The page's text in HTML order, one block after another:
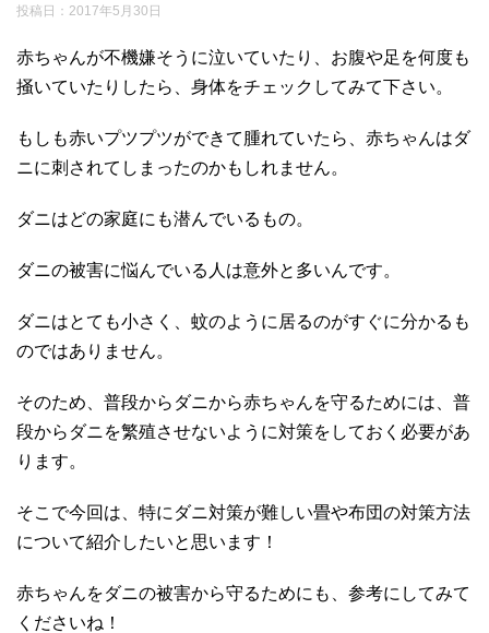
投稿日： 2017年5月30日
赤ちゃんが不機嫌そうに泣いていたり、お腹や足を何度も
掻いていたりしたら、身体をチェックしてみて下さい。
もしも赤いプツプツができて腫れていたら、赤ちゃんはダ
ニに刺されてしまったのかもしれません。
ダニはどの家庭にも潜んでいるもの。
ダニの被害に悩んでいる人は意外と多いんです。
ダニはとても小さく、蚊のように居るのがすぐに分かるも
のではありません。
そのため、普段からダニから赤ちゃんを守るためには、普
段からダニを繁殖させないように対策をしておく必要があ
ります。
そこで今回は、特にダニ対策が難しい畳や布団の対策方法
について紹介したいと思います！
赤ちゃんをダニの被害から守るためにも、参考にしてみて
くださいね！